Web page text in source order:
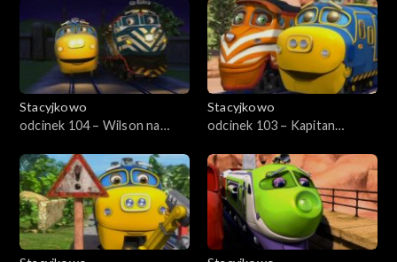
Stacyjkowo
odcinek 104 – Wilson na
Stacyjkowo
odcinek 103 – Kapitan